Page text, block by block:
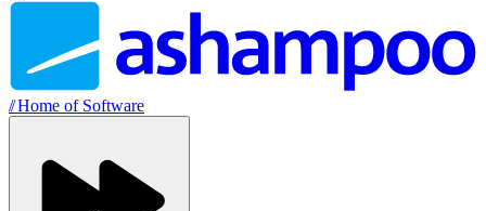
//Home of Software